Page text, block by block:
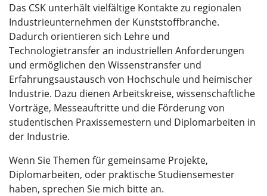
Das CSK unterhält vielfältige Kontakte zu regionalen
Industrieunternehmen der Kunststoffbranche.
Dadurch orientieren sich Lehre und
Technologietransfer an industriellen Anforderungen
und ermöglichen den Wissenstransfer und
Erfahrungsaustausch von Hochschule und heimischer
Industrie. Dazu dienen Arbeitskreise, wissenschaftliche
Vorträge, Messeauftritte und die Förderung von
studentischen Praxissemestern und Diplomarbeiten in
der Industrie.
Wenn Sie Themen für gemeinsame Projekte,
Diplomarbeiten, oder praktische Studiensemester
haben, sprechen Sie mich bitte an.